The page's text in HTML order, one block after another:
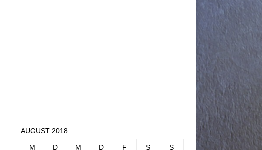
AUGUST 2018
M D M D F S S